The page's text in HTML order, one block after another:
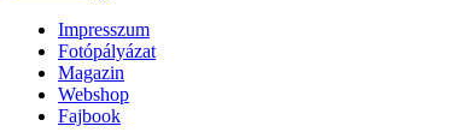
Impresszum
Fotópályázat
Magazin
Webshop
Fajbook